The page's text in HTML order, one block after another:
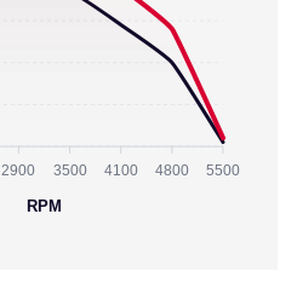
2900 3500 4100 4800 5500
RPM